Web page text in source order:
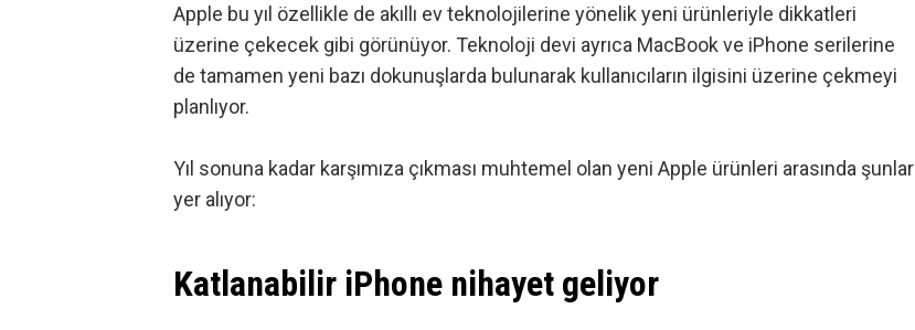
Apple bu yıl özellikle de akıllı ev teknolojilerine yönelik yeni ürünleriyle dikkatleri
üzerine çekecek gibi görünüyor. Teknoloji devi ayrıca MacBook ve iPhone serilerine
de tamamen yeni bazı dokunuşlarda bulunarak kullanıcıların ilgisini üzerine çekmeyi
planlıyor.
Yıl sonuna kadar karşımıza çıkması muhtemel olan yeni Apple ürünleri arasında şunlar
yer alıyor:
Katlanabilir iPhone nihayet geliyor